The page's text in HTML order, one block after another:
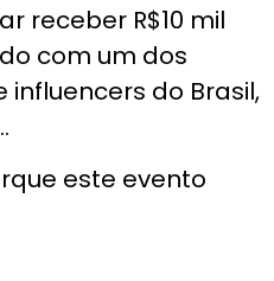
receber R$10 mil
com um dos
influencers do Brasil,
este evento